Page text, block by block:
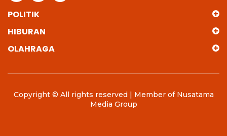
POLITIK
HIBURAN
OLAHRAGA
Copyright © All rights reserved | Member of Nusatama
Media Group